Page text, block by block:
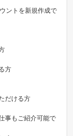
ントを新規作成で
方
だける方
事もご紹介可能で